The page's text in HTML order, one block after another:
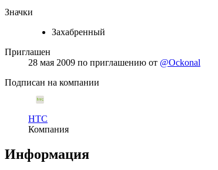
Значки
Захабренный
Приглашен
28 мая 2009 по приглашению от @Ockonal
Подписан на компании
HTC
Компания
Информация